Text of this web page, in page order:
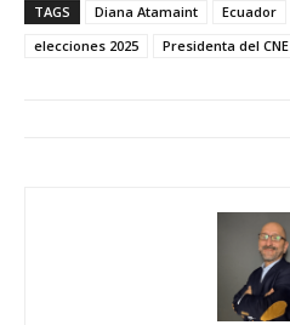
TAGS Diana Atamaint Ecuador
elecciones 2025
Presidenta del CNE